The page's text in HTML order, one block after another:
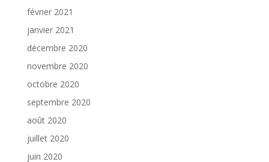
février 2021
janvier 2021
décembre 2020
novembre 2020
octobre 2020
septembre 2020
août 2020
juillet 2020
juin 2020